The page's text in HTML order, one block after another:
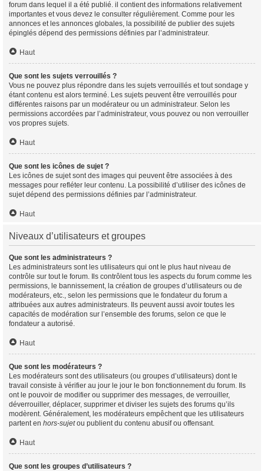
forum dans lequel il a été publié. il contient des informations relativement
importantes et vous devez le consulter régulièrement. Comme pour les
annonces et les annonces globales, la possibilité de publier des sujets
épinglés dépend des permissions définies par l’administrateur.
Haut
Que sont les sujets verrouillés ?
Vous ne pouvez plus répondre dans les sujets verrouillés et tout sondage y
étant contenu est alors terminé. Les sujets peuvent être verrouillés pour
différentes raisons par un modérateur ou un administrateur. Selon les
permissions accordées par l’administrateur, vous pouvez ou non verrouiller
vos propres sujets.
Haut
Que sont les icônes de sujet ?
Les icônes de sujet sont des images qui peuvent être associées à des
messages pour refléter leur contenu. La possibilité d’utiliser des icônes de
sujet dépend des permissions définies par l’administrateur.
Haut
Niveaux d’utilisateurs et groupes
Que sont les administrateurs ?
Les administrateurs sont les utilisateurs qui ont le plus haut niveau de
contrôle sur tout le forum. Ils contrôlent tous les aspects du forum comme les
permissions, le bannissement, la création de groupes d’utilisateurs ou de
modérateurs, etc., selon les permissions que le fondateur du forum a
attribuées aux autres administrateurs. Ils peuvent aussi avoir toutes les
capacités de modération sur l’ensemble des forums, selon ce que le
fondateur a autorisé.
Haut
Que sont les modérateurs ?
Les modérateurs sont des utilisateurs (ou groupes d’utilisateurs) dont le
travail consiste à vérifier au jour le jour le bon fonctionnement du forum. Ils
ont le pouvoir de modifier ou supprimer des messages, de verrouiller,
déverrouiller, déplacer, supprimer et diviser les sujets des forums qu’ils
modèrent. Généralement, les modérateurs empêchent que les utilisateurs
partent en hors-sujetou publient du contenu abusif ou offensant.
Haut
Que sont les groupes d’utilisateurs ?